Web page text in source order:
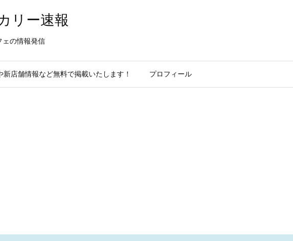
リー速報
ェの情報発信
新店舗情報など無料で掲載いたします！ プロフィール